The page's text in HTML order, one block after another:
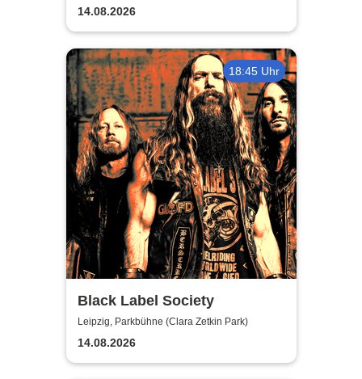
14.08.2026
18:45 Uhr
Black Label Society
Leipzig, Parkbühne (Clara Zetkin Park)
14.08.2026